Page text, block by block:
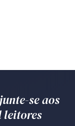
000
se aos
leitores